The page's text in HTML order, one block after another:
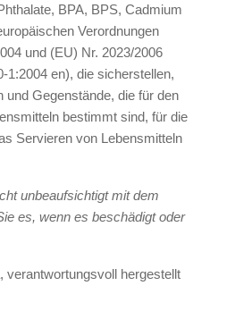
BPA, BPS, Cadmium
Verordnungen
und (EU) Nr. 2023/2006
1:2004 en), die sicherstellen,
und Gegenstände, die für den
bestimmt sind, für die
Servieren von Lebensmitteln
unbeaufsichtigt mit dem
es, wenn es beschädigt oder
verantwortungsvoll hergestellt